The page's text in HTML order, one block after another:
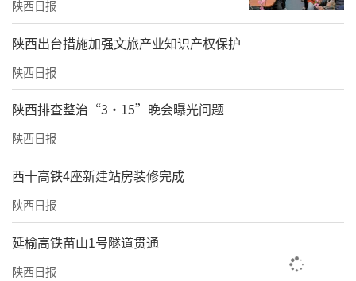
陕西日报
​陕西出台措施加强文旅产业知识产权保护
陕西日报
陕西排查整治“3·15”晚会曝光问题
陕西日报
西十高铁4座新建站房装修完成
陕西日报
延榆高铁苗山1号隧道贯通
陕西日报